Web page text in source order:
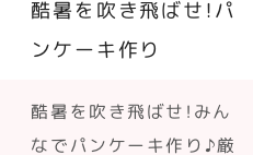
酷暑を吹き飛ばせ！パ
ンケーキ作り
酷暑を吹き飛ばせ！みん
なでパンケーキ作り♪厳